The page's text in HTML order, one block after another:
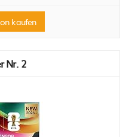
kaufen
2